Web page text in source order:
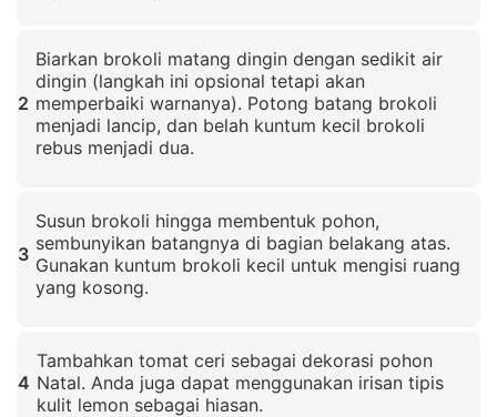
2
Biarkan brokoli matang dingin dengan sedikit air
dingin (langkah ini opsional tetapi akan
memperbaiki warnanya). Potong batang brokoli
menjadi lancip, dan belah kuntum kecil brokoli
rebus menjadi dua.
3
Susun brokoli hingga membentuk pohon,
sembunyikan batangnya di bagian belakang atas.
Gunakan kuntum brokoli kecil untuk mengisi ruang
yang kosong.
4
Tambahkan tomat ceri sebagai dekorasi pohon
Natal. Anda juga dapat menggunakan irisan tipis
kulit lemon sebagai hiasan.